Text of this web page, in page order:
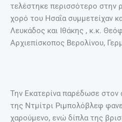
τελέστηκε περισσότερο
χορό του Ησαΐα συμμετείχαν
Λευκάδος και Ιθάκης , κ.κ.
Αρχιεπίσκοπος Βερολίνου,
Την Εκατερίνα παρέδωσε
της Ντμίτρι Ριμπολόβλεφ
χαρούμενο, ενώ δίπλα της